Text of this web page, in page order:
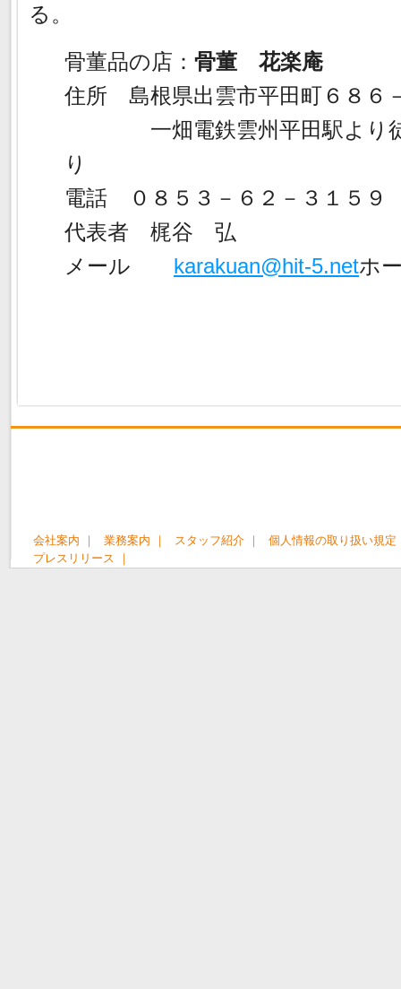
る。
骨董品の店： 骨董 花楽庵
住所 島根県出雲市平田町６８
一畑電鉄雲州平田駅より徒
り
電話 ０８５３－６２－３１５９
代表者 梶谷 弘
メール karakuan@hit-5.netホ
会社案内 ｜ 業務案内 ｜ スタッフ紹介 ｜
個人情報の取り扱い規定
プレスリリース ｜